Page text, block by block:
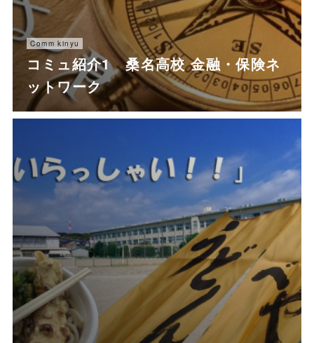
Comm kinyu
コミュ紹介1 桑名高校 金融・保険ネ
ットワーク